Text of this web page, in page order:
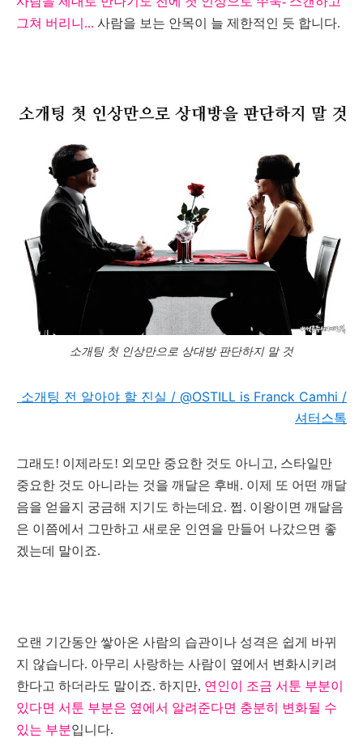
그쳐 버리니... 사람을 보는 안목이 늘 제한적인 듯 합니다.
소개팅 첫 인상만으로 상대방 판단하지 말 것
소개팅 전 알아야 할 진실 / @OSTILL is Franck Camhi /
셔터스톡
그래도! 이제라도! 외모만 중요한 것도 아니고, 스타일만
중요한 것도 아니라는 것을 깨달은 후배. 이제 또 어떤 깨달
음을 얻을지 궁금해 지기도 하는데요. 쩝. 이왕이면 깨달음
은 이쯤에서 그만하고 새로운 인연을 만들어 나갔으면 좋
겠는데 말이죠.
오랜 기간동안 쌓아온 사람의 습관이나 성격은 쉽게 바뀌
지 않습니다. 아무리 사랑하는 사람이 옆에서 변화시키려
한다고 하더라도 말이죠. 하지만, 연인이 조금 서툰 부분이
있다면 서툰 부분은 옆에서 알려준다면 충분히 변화될 수
있는 부분입니다.